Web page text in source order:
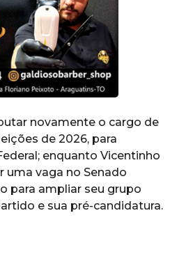
novamente o cargo de
de 2026, para
enquanto Vicentinho
uma vaga no Senado
para ampliar seu grupo
e sua pré-candidatura.